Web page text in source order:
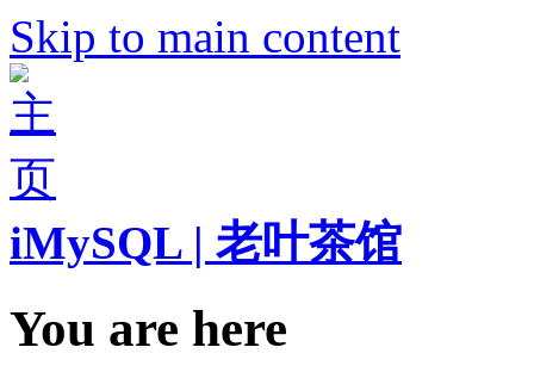
Skip to main content
iMySQL | 老叶茶馆
You are here